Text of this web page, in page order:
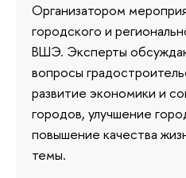
Организатором
городского и
ВШЭ. Эксперты
вопросы
развитие экономики и
городов, улучшение
повышение качества
темы.